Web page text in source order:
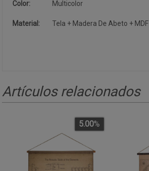
Color: Multicolor
Material: Tela + Madera De Abeto + MDF
Artículos relacionados
5.00%